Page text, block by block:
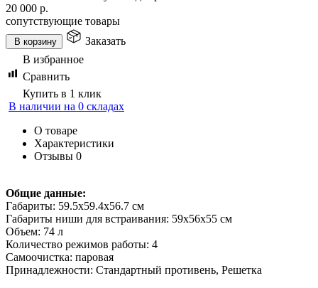
20 000 р.
сопутствующие товары
В корзину
Заказать
В избранное
Сравнить
Купить в 1 клик
В наличии на 0 складах
О товаре
Характеристики
Отзывы 0
Общие данные:
Габариты: 59.5x59.4x56.7 см
Габариты ниши для встраивания: 59x56x55 см
Объем: 74 л
Количество режимов работы: 4
Самоочистка: паровая
Принадлежности: Стандартный противень, Решетка